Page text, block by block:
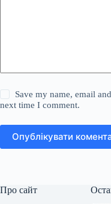
Save my name, email
next time I comment.
Опублікувати
Про сайт